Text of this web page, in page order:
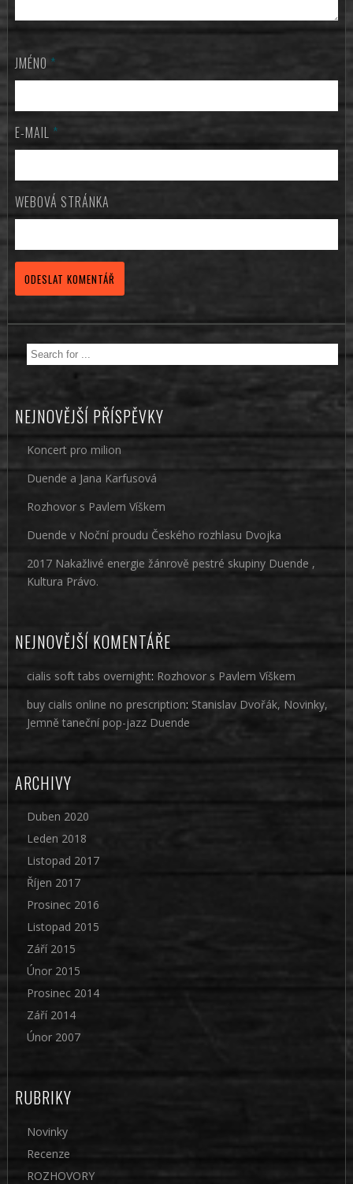
JMÉNO *
E-MAIL *
WEBOVÁ STRÁNKA
NEJNOVĚJŠÍ PŘÍSPĚVKY
Koncert pro milion
Duende a Jana Karfusová
Rozhovor s Pavlem Víškem
Duende v Noční proudu Českého rozhlasu Dvojka
2017 Nakažlivé energie žánrově pestré skupiny Duende ,
Kultura Právo.
NEJNOVĚJŠÍ KOMENTÁŘE
cialis soft tabs overnight: Rozhovor s Pavlem Víškem
buy cialis online no prescription: Stanislav Dvořák, Novinky,
Jemně taneční pop-jazz Duende
ARCHIVY
Duben 2020
Leden 2018
Listopad 2017
Říjen 2017
Prosinec 2016
Listopad 2015
Září 2015
Únor 2015
Prosinec 2014
Září 2014
Únor 2007
RUBRIKY
Novinky
Recenze
ROZHOVORY